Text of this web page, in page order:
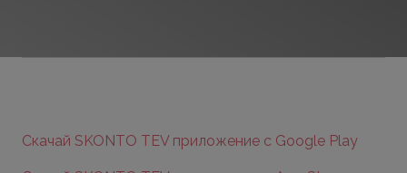
Скачай SKONTO TEV приложение с Google Play